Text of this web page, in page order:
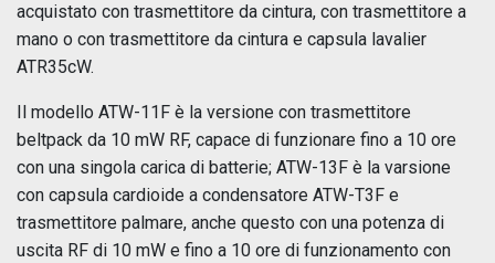
acquistato con trasmettitore da cintura, con trasmettitore a
mano o con trasmettitore da cintura e capsula lavalier
ATR35cW.
Il modello ATW-11F è la versione con trasmettitore
beltpack da 10 mW RF, capace di funzionare fino a 10 ore
con una singola carica di batterie; ATW-13F è la varsione
con capsula cardioide a condensatore ATW-T3F e
trasmettitore palmare, anche questo con una potenza di
uscita RF di 10 mW e fino a 10 ore di funzionamento con